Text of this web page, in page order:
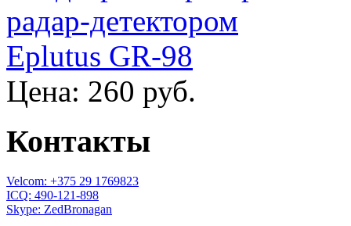
Цена: 260 руб.
Контакты
Velcom: +375 29 1769823
ICQ: 490-121-898
Skype: ZedBronagan